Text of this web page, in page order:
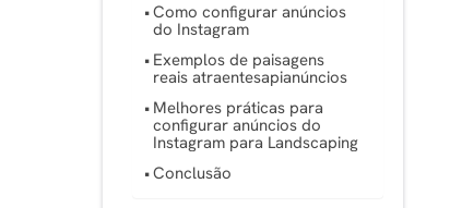
Como configurar anúncios
do Instagram
Exemplos de paisagens
reais atraentesapianúncios
Melhores práticas para
configurar anúncios do
Instagram para Landscaping
Conclusão